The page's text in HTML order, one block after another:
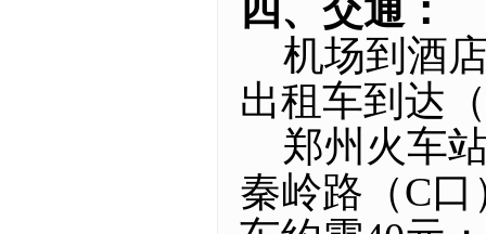
四、交通：
机场到酒店
出租车到达
郑州火车站
秦岭路（C